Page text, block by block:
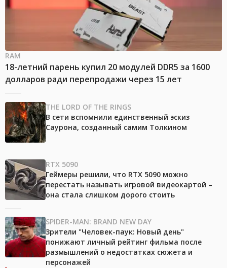
RAM
18-летний парень купил 20 модулей DDR5 за 1600
долларов ради перепродажи через 15 лет
THE LORD OF THE RINGS
В сети вспомнили единственный эскиз
Саурона, созданный самим Толкином
RTX 5090
Геймеры решили, что RTX 5090 можно
перестать называть игровой видеокартой –
она стала слишком дорого стоить
SPIDER-MAN: BRAND NEW DAY
Зрители "Человек-паук: Новый день"
понижают личный рейтинг фильма после
размышлений о недостатках сюжета и
персонажей